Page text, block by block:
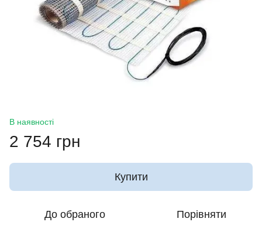
В наявності
2 754 грн
Купити
До обраного Порівняти